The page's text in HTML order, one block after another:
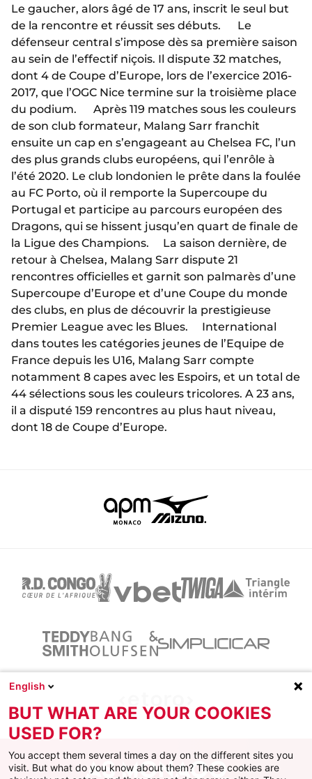
Le gaucher, alors âgé de 17 ans, inscrit le seul but
de la rencontre et réussit ses débuts. Le
défenseur central s’impose dès sa première saison
au sein de l’effectif niçois. Il dispute 32 matches,
dont 4 de Coupe d’Europe, lors de l’exercice 2016-
2017, que l’OGC Nice termine sur la troisième place
du podium. Après 119 matches sous les couleurs
de son club formateur, Malang Sarr franchit
ensuite un cap en s’engageant au Chelsea FC, l’un
des plus grands clubs européens, qui l’enrôle à
l’été 2020. Le club londonien le prête dans la foulée
au FC Porto, où il remporte la Supercoupe du
Portugal et participe au parcours européen des
Dragons, qui se hissent jusqu’en quart de finale de
la Ligue des Champions. La saison dernière, de
retour à Chelsea, Malang Sarr dispute 21
rencontres officielles et garnit son palmarès d’une
Supercoupe d’Europe et d’une Coupe du monde
des clubs, en plus de découvrir la prestigieuse
Premier League avec les Blues. International
dans toutes les catégories jeunes de l’Equipe de
France depuis les U16, Malang Sarr compte
notamment 8 capes avec les Espoirs, et un total de
44 sélections sous les couleurs tricolores. A 23 ans,
il a disputé 159 rencontres au plus haut niveau,
dont 18 de Coupe d’Europe.
English
BUT WHAT ARE YOUR COOKIES
USED FOR?
You accept them several times a day on the different sites you
visit. But what do you know about them? These cookies are